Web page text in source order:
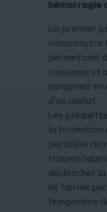
hémorragie
Un premier
permettant
vaisseaux et
sanguines
d’un caillot.
Les
la formation
parallèle
déclencher
de fibrine
temporaire